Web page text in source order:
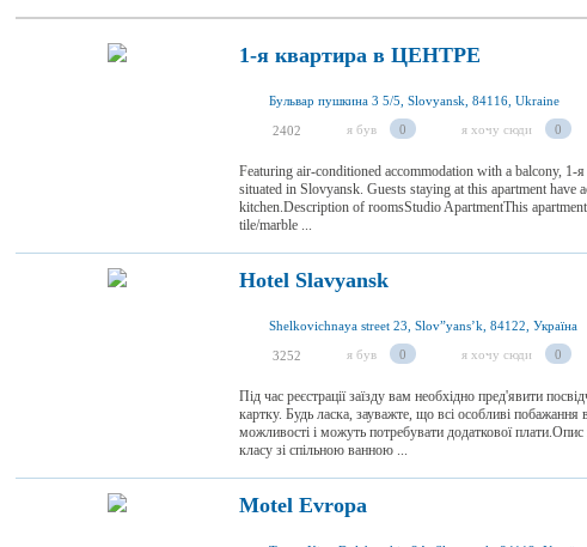
1-я квартира в ЦЕНТРЕ
Бульвар пушкина 3 5/5, Slovyansk, 84116, Ukraine
2402 я був 0 я хочу сюди 0
Featuring air-conditioned accommodation with a balcony,
situated in Slovyansk. Guests staying at this apartment have
kitchen.Description of roomsStudio ApartmentThis
tile/marble ...
Hotel Slavyansk
Shelkovichnaya street 23, Slov”yansʼk, 84122, Україна
3252 я був 0 я хочу сюди 0
Під час реєстрації заїзду вам необхідно пред'явити
картку. Будь ласка, зауважте, що всі особливі побажання
можливості і можуть потребувати додаткової
класу зі спільною ванною ...
Motel Evropa